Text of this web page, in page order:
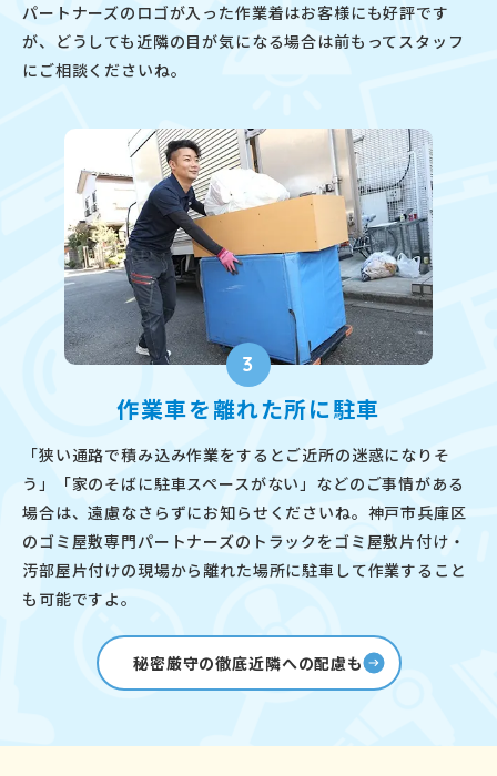
パートナーズのロゴが入った作業着はお客様にも好評です
が、どうしても近隣の目が気になる場合は前もってスタッフ
にご相談くださいね。
3
作業車を離れた所に駐車
「狭い通路で積み込み作業をするとご近所の迷惑になりそ
う」「家のそばに駐車スペースがない」などのご事情がある
場合は、遠慮なさらずにお知らせくださいね。神戸市兵庫区
のゴミ屋敷専門パートナーズのトラックをゴミ屋敷片付け・
汚部屋片付けの現場から離れた場所に駐車して作業すること
も可能ですよ。
秘密厳守の徹底近隣への配慮も